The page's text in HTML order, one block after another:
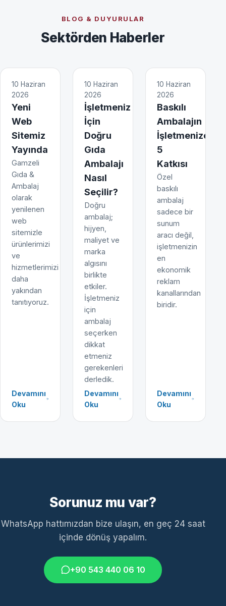
BLOG & DUYURULAR
Sektörden Haberler
10 Haziran
2026
Yeni
Web
Sitemiz
Yayında
Gamzeli
Gıda &
Ambalaj
olarak
yenilenen
web
sitemizle
ürünlerimizi
ve
hizmetlerimizi
daha
yakından
tanıtıyoruz.
Devamını
Oku
10 Haziran
2026
İşletmeniz
İçin
Doğru
Gıda
Ambalajı
Nasıl
Seçilir?
Doğru
ambalaj;
hijyen,
maliyet ve
marka
algısını
birlikte
etkiler.
İşletmeniz
için
ambalaj
seçerken
dikkat
etmeniz
gerekenleri
derledik.
Devamını
Oku
10 Haziran
2026
Baskılı
Ambalajın
İşletmenize
5
Katkısı
Özel
baskılı
ambalaj
sadece bir
sunum
aracı değil,
işletmenizin
en
ekonomik
reklam
kanallarından
biridir.
Devamını
Oku
Sorunuz mu var?
WhatsApp hattımızdan bize ulaşın, en geç 24 saat
içinde dönüş yapalım.
+90 543 440 06 10